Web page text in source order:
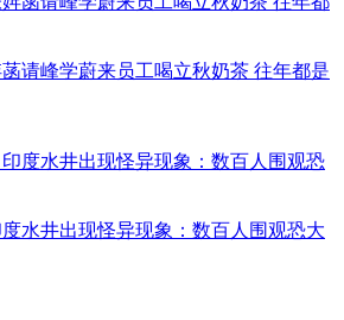
请峰学蔚来员工喝立秋奶茶 往年都是
水井出现怪异现象：数百人围观恐大